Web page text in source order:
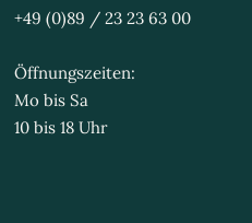
+49 (0)89 / 23 23 63 00
Öffnungszeiten:
Mo bis Sa
10 bis 18 Uhr